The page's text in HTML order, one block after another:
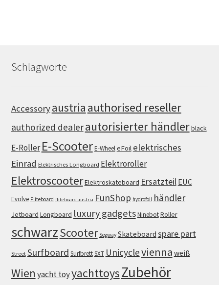
Schlagworte
Accessoryaustria authorised reseller
authorized dealerautorisierter händlerblack
E-Roller E-ScooterE-WheeleFoil elektrisches
Einrad Elektrisches Longboard Elektroroller
ElektroscooterElektroskateboard Ersatzteil EUC
Evolve Fliteboard fliteboard austria FunShop hydrofoil händler
Jetboard Longboard luxury gadgetsNinebotRoller
schwarzScooter Segway Skateboard spare part
Street Surfboard SurfbrettSXT Unicyclevienna weiß
Wien yacht toyyachttoysZubehör